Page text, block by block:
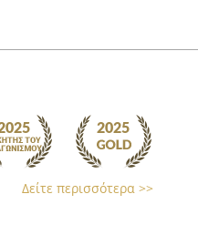
Δείτε περισσότερα >>